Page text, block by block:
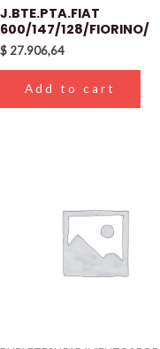
J.BTE.PTA.FIAT
600/147/128/FIORINO/
$ 27.906,64
Add to cart